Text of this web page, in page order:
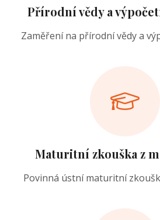
Přírodní vědy a
Zaměření na přírodní vědy a
Maturitní zkouška z
Povinná ústní maturitní